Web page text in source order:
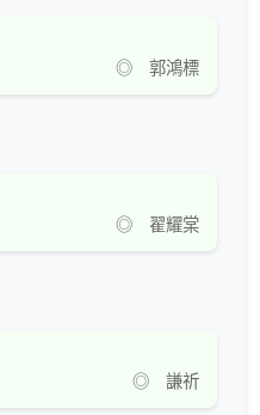
◎ 郭鴻標
◎ 翟耀棠
◎ 謙祈